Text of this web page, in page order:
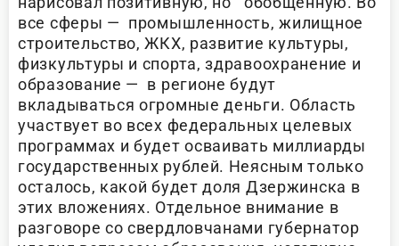
все сферы — промышленность, жилищное
строительство, ЖКХ, развитие культуры,
физкультуры и спорта, здравоохранение и
образование — в регионе будут
вкладываться огромные деньги. Область
участвует во всех федеральных целевых
программах и будет осваивать миллиарды
государственных рублей. Неясным только
осталось, какой будет доля Дзержинска в
этих вложениях. Отдельное внимание в
разговоре со свердловчанами губернатор